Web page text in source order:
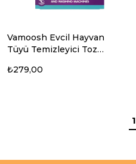
Vamoosh Evcil Hayvan
Tüyü Temizleyici Toz
₺279,00
1